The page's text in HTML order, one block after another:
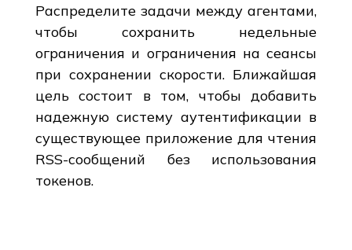
Распределите задачи между агентами,
чтобы сохранить недельные
ограничения и ограничения на сеансы
при сохранении скорости. Ближайшая
цель состоит в том, чтобы добавить
надежную систему аутентификации в
существующее приложение для чтения
RSS-сообщений без использования
токенов.